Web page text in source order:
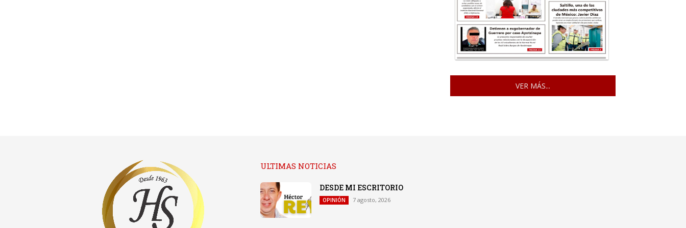
VER MÁS...
ULTIMAS NOTICIAS
DESDE MI ESCRITORIO
OPINIÓN 7 agosto, 2026